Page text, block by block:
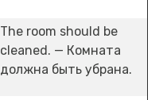
The room should be
cleaned. — Комната
должна быть убрана.